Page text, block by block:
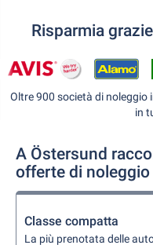
Risparmia
Oltre 900 società di
in
A Östersund
offerte di
Classe compatta
La più prenotata delle